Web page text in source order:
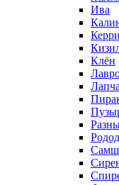
Ива
Клён